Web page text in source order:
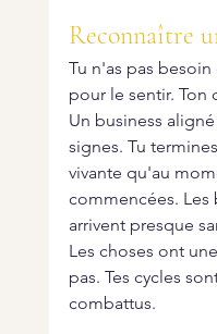
Reconnaître
Tu n'as pas
pour le sentir. Ton
Un business
signes. Tu
vivante qu'au
commencées. Les
arrivent presque
Les choses ont
pas. Tes cycles
combattus.